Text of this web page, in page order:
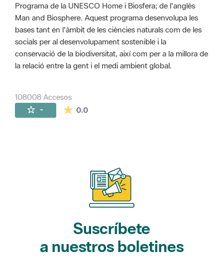
Programa de la UNESCO Home i Biosfera; de l'anglès
Man and Biosphere. Aquest programa desenvolupa les
bases tant en l'àmbit de les ciències naturals com de les
socials per al desenvolupament sostenible i la
conservació de la biodiversitat, així com per a la millora de
la relació entre la gent i el medi ambient global.
108008 Accesos
- 0.0La valoración media es de 0 estrellas de
Suscríbete
a nuestros boletines